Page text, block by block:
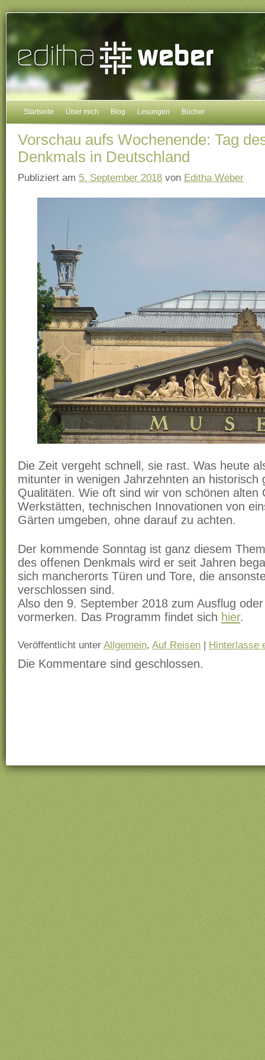
Startseite Über mich Blog Lesungen Bücher
Vorschau aufs Wochenende: Tag
Denkmals in Deutschland
Publiziert am 5. September 2018 von Editha Weber
Die Zeit vergeht schnell, sie rast. Was heute
mitunter in wenigen Jahrzehnten an historisch
Qualitäten. Wie oft sind wir von schönen alten
Werkstätten, technischen Innovationen von
Gärten umgeben, ohne darauf zu achten.
Der kommende Sonntag ist ganz diesem
des offenen Denkmals wird er seit Jahren
sich mancherorts Türen und Tore, die
verschlossen sind.
Also den 9. September 2018 zum Ausflug
vormerken. Das Programm findet sich hier.
Veröffentlicht unter Allgemein, Auf Reisen | Hinterlasse
Die Kommentare sind geschlossen.